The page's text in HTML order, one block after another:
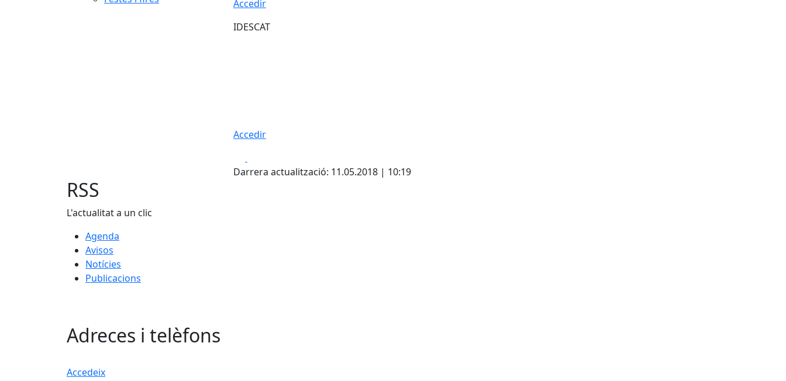
Accedir
IDESCAT
Accedir
Darrera actualització: 11.05.2018 | 10:19
RSS
L'actualitat a un clic
Agenda
Avisos
Notícies
Publicacions
Adreces i telèfons
Accedeix